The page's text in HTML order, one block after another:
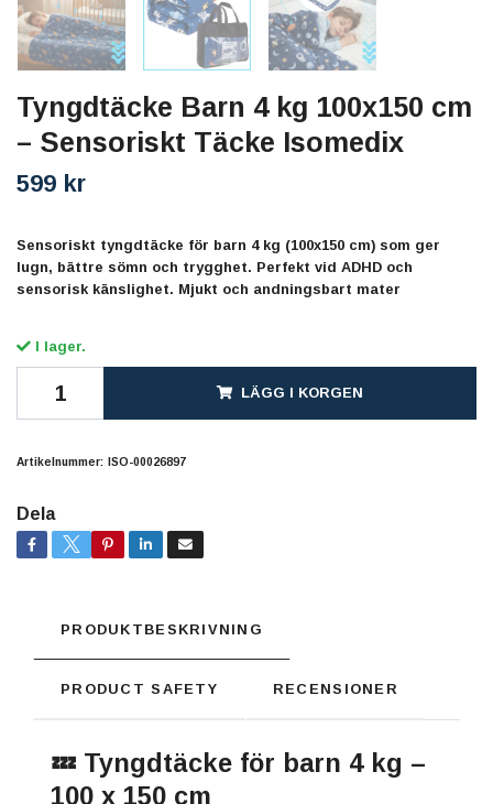
Tyngdtäcke Barn 4 kg 100x150 cm
– Sensoriskt Täcke Isomedix
599 kr
Sensoriskt tyngdtäcke för barn 4 kg (100x150 cm) som ger
lugn, bättre sömn och trygghet. Perfekt vid ADHD och
sensorisk känslighet. Mjukt och andningsbart mater
I lager.
LÄGG I KORGEN
Artikelnummer: ISO-00026897
Dela
PRODUKTBESKRIVNING
PRODUCT SAFETY RECENSIONER
💤 Tyngdtäcke för barn 4 kg –
100 x 150 cm